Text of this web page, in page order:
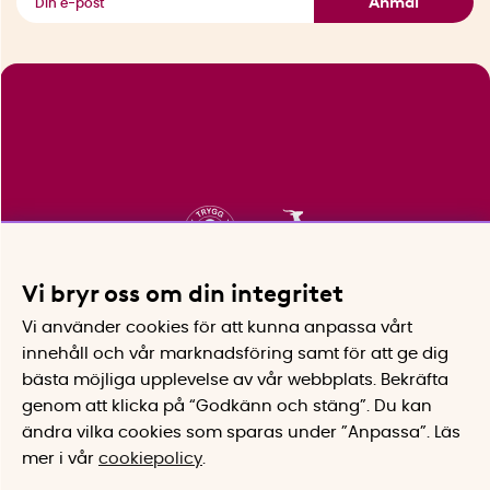
Vi bryr oss om din integritet
Vi använder cookies för att kunna anpassa vårt
innehåll och vår marknadsföring samt för att ge dig
bästa möjliga upplevelse av vår webbplats.
Bekräfta
genom att klicka på “Godkänn och stäng”. Du kan
ändra vilka cookies som sparas under ”Anpassa”.
Läs
mer i vår cookiepolicy